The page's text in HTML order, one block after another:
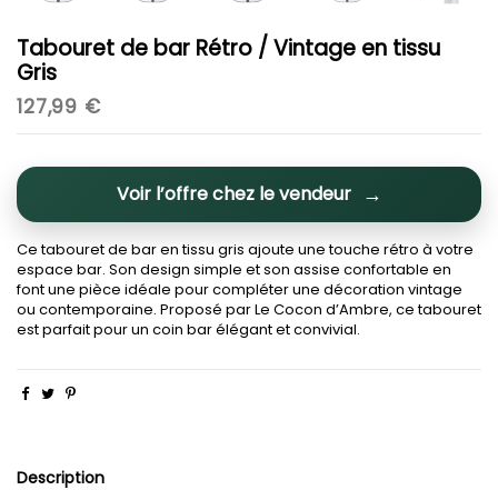
Tabouret de bar Rétro / Vintage en tissu
Gris
127,99 €
Voir l’offre chez le vendeur
Ce tabouret de bar en tissu gris ajoute une touche rétro à votre
espace bar. Son design simple et son assise confortable en
font une pièce idéale pour compléter une décoration vintage
ou contemporaine. Proposé par Le Cocon d’Ambre, ce tabouret
est parfait pour un coin bar élégant et convivial.
Description